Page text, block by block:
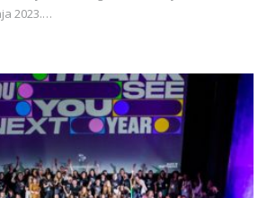
2023.…